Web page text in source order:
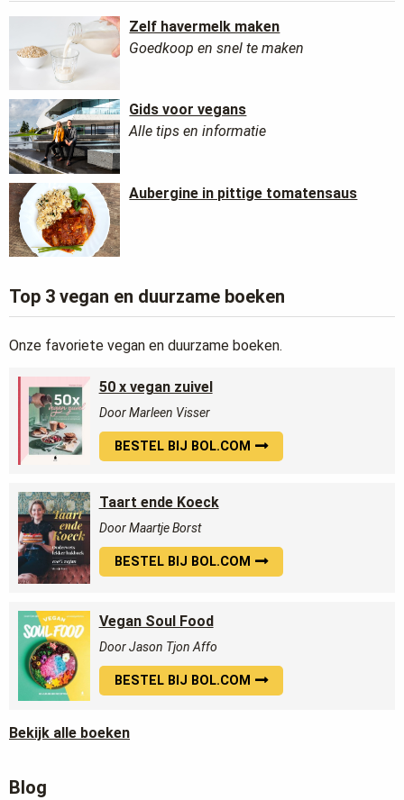
Zelf havermelk maken
Goedkoop en snel te maken
Gids voor vegans
Alle tips en informatie
Aubergine in pittige tomatensaus
Top 3 vegan en duurzame boeken
Onze favoriete vegan en duurzame boeken.
50 x vegan zuivel
Door Marleen Visser
BESTEL BIJ BOL.COM
Taart ende Koeck
Door Maartje Borst
BESTEL BIJ BOL.COM
Vegan Soul Food
Door Jason Tjon Affo
BESTEL BIJ BOL.COM
Bekijk alle boeken
Blog